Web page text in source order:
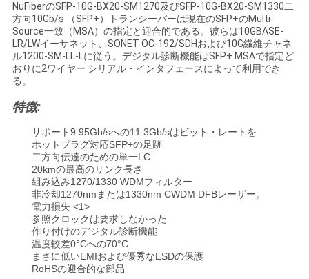
ニ
ュ
ー
ス
NuFiberのSFP-10G-BX20-SM1270及びSFP-10G-BX20-SM1330二
方向10Gb/s （SFP+）トランシーバーは現在のSFP+のMulti-
Source一致（MSA）の指定と迎合的である。彼らは10GBASE-
LR/LWイーサネット、SONET OC-192/SDHおよび10G繊維チャネ
ル1200-SM-LL-Lに従う。デジタル診断機能はSFP+ MSAで指定ど
おりに2ワイヤー シリアル・インタフェースによって利用でき
る。
特徴:
サポート9.95Gb/sへの11.3Gb/sはビット・レートを
ホットプラグ対応SFP+の足跡
二方向伝達のための単一LC
20kmの最高のリンク長さ
組み込み1270/1330 WDMフィルター
非冷却1270nmまたは1330nm CWDM DFBレーザー。
電力損失 <1>
参照クロックは要求しなかった
作り付けのデジタル診断機能
温度較差0°Cへの70°C
まさに低いEMIおよび優秀なESDの保護
RoHSの迎合的な部品